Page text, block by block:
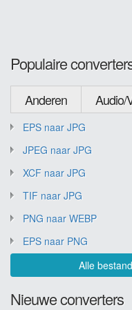
Populaire
Anderen Audio/
EPS naar JPG
JPEG naar JPG
XCF naar JPG
TIF naar JPG
PNG naar WEBP
EPS naar PNG
Alle
Nieuwe converters